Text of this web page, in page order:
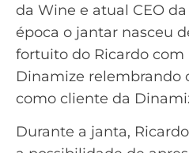
da Wine e atual CEO
época o jantar nasceu
fortuito do Ricardo com
Dinamize relembrando
como cliente da
Durante a janta,